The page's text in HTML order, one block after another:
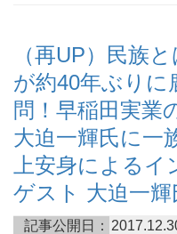
（再UP）民族
が約40年ぶりに
問！早稲田実業
大迫一輝氏に一
上安身による
ゲスト 大迫一輝
記事公開日：